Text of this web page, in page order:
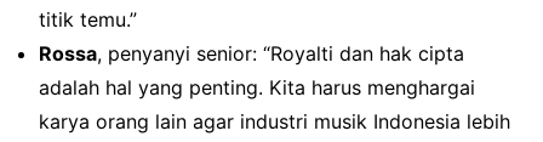
titik temu.”
Rossa, penyanyi senior: “Royalti dan hak cipta
adalah hal yang penting. Kita harus menghargai
karya orang lain agar industri musik Indonesia lebih